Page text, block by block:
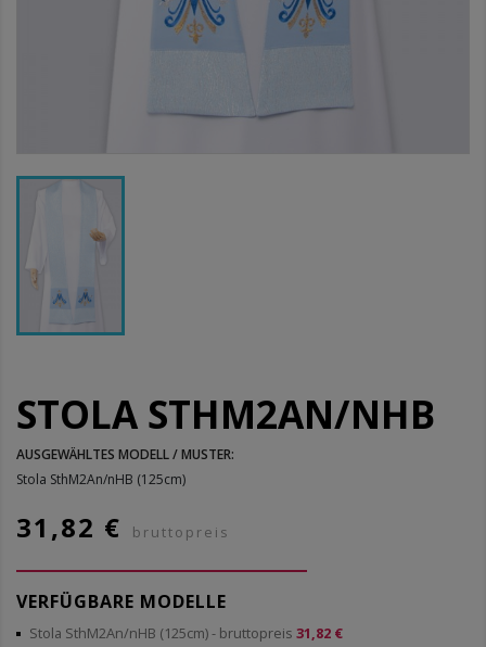
STOLA STHM2AN/NHB
AUSGEWÄHLTES MODELL / MUSTER:
Stola SthM2An/nHB (125cm)
31,82 € bruttopreis
VERFÜGBARE MODELLE
Stola SthM2An/nHB (125cm)- bruttopreis 31,82 €